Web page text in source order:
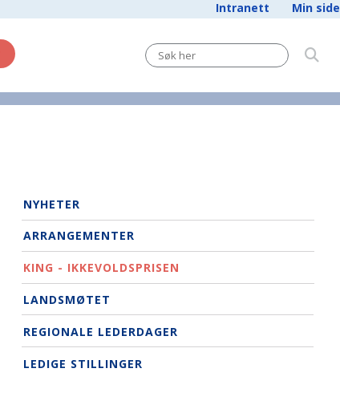
Intranett Min side
NYHETER
ARRANGEMENTER
KING - IKKEVOLDSPRISEN
LANDSMØTET
REGIONALE LEDERDAGER
LEDIGE STILLINGER